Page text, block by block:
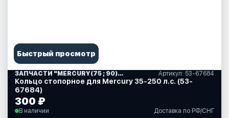
Быстрый просмотр
ЗАПЧАСТИ "MERCURY(75 ; 90)" США (10) Артикул: 53-67684
Кольцо стопорное для Mercury 35-250 л.с. (53-
67684)
300 ₽
В наличии Доставка по РФ/СНГ